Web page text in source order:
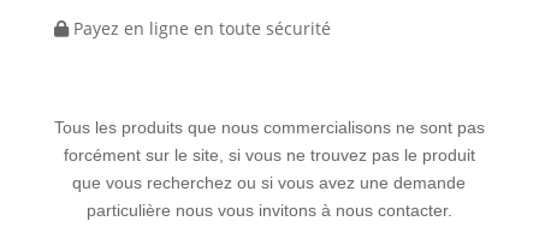
Payez en ligne en toute sécurité
Tous les produits que nous commercialisons ne sont pas
forcément sur le site, si vous ne trouvez pas le produit
que vous recherchez ou si vous avez une demande
particulière nous vous invitons à nous contacter.